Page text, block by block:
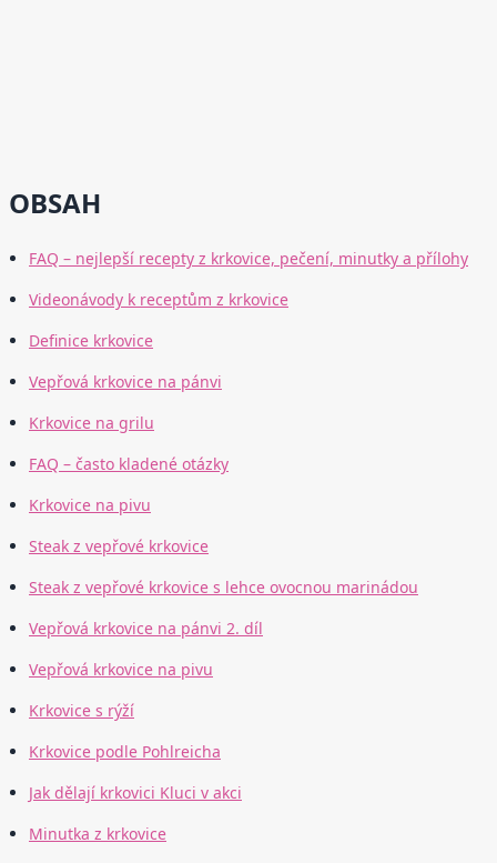
OBSAH
FAQ – nejlepší recepty z krkovice, pečení, minutky a přílohy
Videonávody k receptům z krkovice
Definice krkovice
Vepřová krkovice na pánvi
Krkovice na grilu
FAQ – často kladené otázky
Krkovice na pivu
Steak z vepřové krkovice
Steak z vepřové krkovice s lehce ovocnou marinádou
Vepřová krkovice na pánvi 2. díl
Vepřová krkovice na pivu
Krkovice s rýží
Krkovice podle Pohlreicha
Jak dělají krkovici Kluci v akci
Minutka z krkovice